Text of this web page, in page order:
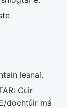
leanaí.
Cuir
dochtúir má